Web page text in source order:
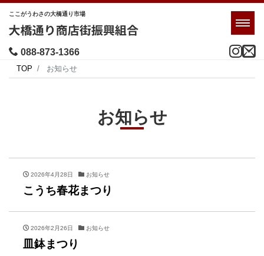
ここがうわさの大橋通り市場
088-873-1366
TOP お知らせ
お知らせ
2026年4月28日 お知らせ
こうち春花まつり
2026年2月26日 お知らせ
皿鉢まつり